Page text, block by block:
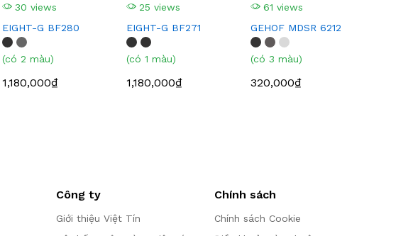
30 views
EIGHT-G BF280
(có 2 màu)
1,180,000₫
25 views
EIGHT-G BF271
(có 1 màu)
1,180,000₫
61 views
GEHOF MDSR 6212
(có 3 màu)
320,000₫
Công ty
Giới thiệu Việt Tín
Chính sách
Chính sách Cookie